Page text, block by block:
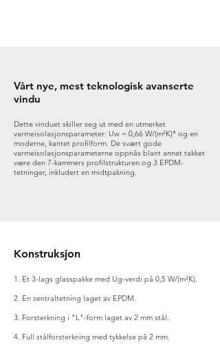
Vårt nye, mest teknologisk avanserte
vindu
Dette vinduet skiller seg ut med en utmerket
varmeisolasjonsparameter: Uw = 0,66 W/(m²K)* og en
moderne, kantet profilform. De svært gode
varmeisolasjonsparameterne oppnås blant annet takket
være den 7-kammers profilstrukturen og 3 EPDM-
tetninger, inkludert en midtpakning.
Konstruksjon
1. Et 3-lags glasspakke med Ug-verdi på 0,5 W/(m²K).
2. En sentraltetning laget av EPDM.
3. Forsterkning i "L"-form laget av 2 mm stål.
4. Full stålforsterkning med tykkelse på 2 mm.